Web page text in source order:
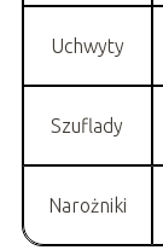
Uchwyty
Szuflady
Narożniki